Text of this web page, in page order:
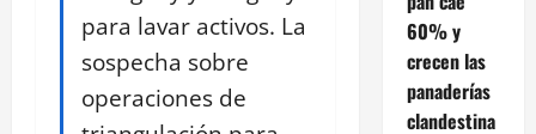
para lavar activos. La
sospecha sobre
operaciones de
60% y
crecen las
panaderías
clandestina